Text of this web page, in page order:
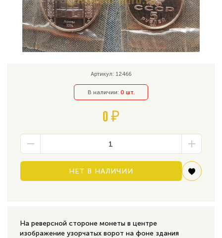
Артикул: 12466
В наличии: 0 шт.
0 ₽
НЕТ В НАЛИЧИИ
На реверсной стороне монеты в центре
изображение узорчатых ворот на фоне здания